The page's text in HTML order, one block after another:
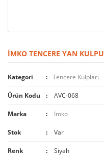
İMKO TENCERE YAN KULPU
Kategori Tencere Kulpları
Ürün Kodu AVC-068
Marka İmko
Stok Var
Renk Siyah